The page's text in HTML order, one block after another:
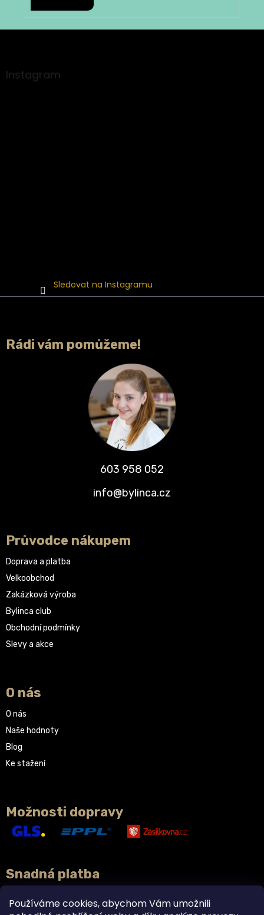
Používáme cookies, abychom Vám umožnili
Z
aInstagram
Sledovat na Instagramu
Rádi vám pomůžeme!
603 958 052
info@bylinca.cz
Průvodce nákupem
Doprava a platba
Velkoobchod
Zakázková výroba
Bylinca club
Obchodní podmínky
Slevy a akce
O nás
O nás
Naše hodnoty
Blog
Ke stažení
Možnosti dopravy
Snadná platba